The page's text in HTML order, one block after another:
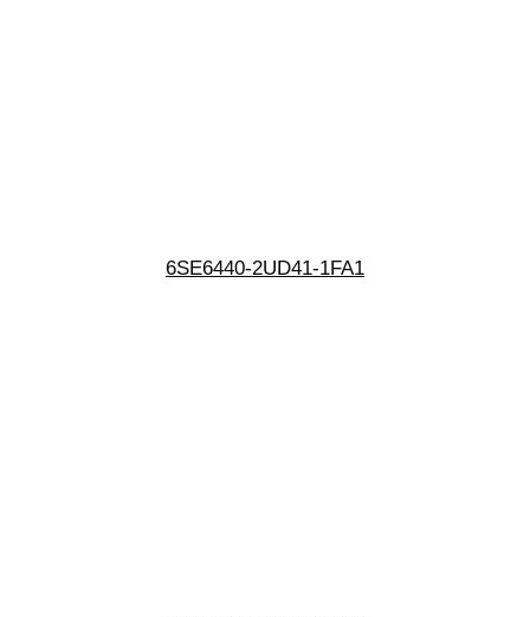
6SE6440-2UD41-1FA1